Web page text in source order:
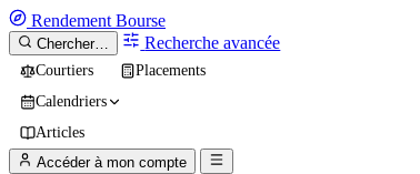
Rendement Bourse
Chercher… Recherche avancée
Courtiers
Placements
Calendriers
Articles
Accéder à mon compte